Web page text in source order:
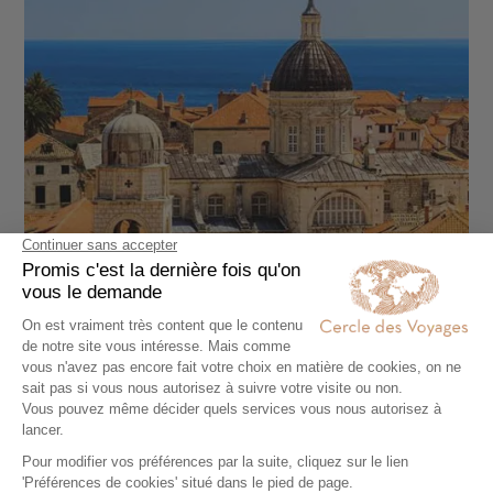
AUTOTOUR
Slow travel dans les Balkans du Nord Ouest :